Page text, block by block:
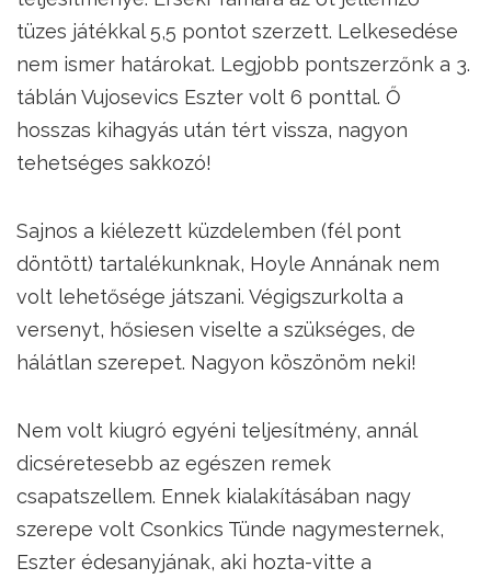
tüzes játékkal 5,5 pontot szerzett. Lelkesedése
nem ismer határokat. Legjobb pontszerzőnk a 3.
táblán Vujosevics Eszter volt 6 ponttal. Ő
hosszas kihagyás után tért vissza, nagyon
tehetséges sakkozó!
Sajnos a kiélezett küzdelemben (fél pont
döntött) tartalékunknak, Hoyle Annának nem
volt lehetősége játszani. Végigszurkolta a
versenyt, hősiesen viselte a szükséges, de
hálátlan szerepet. Nagyon köszönöm neki!
Nem volt kiugró egyéni teljesítmény, annál
dicséretesebb az egészen remek
csapatszellem. Ennek kialakításában nagy
szerepe volt Csonkics Tünde nagymesternek,
Eszter édesanyjának, aki hozta-vitte a